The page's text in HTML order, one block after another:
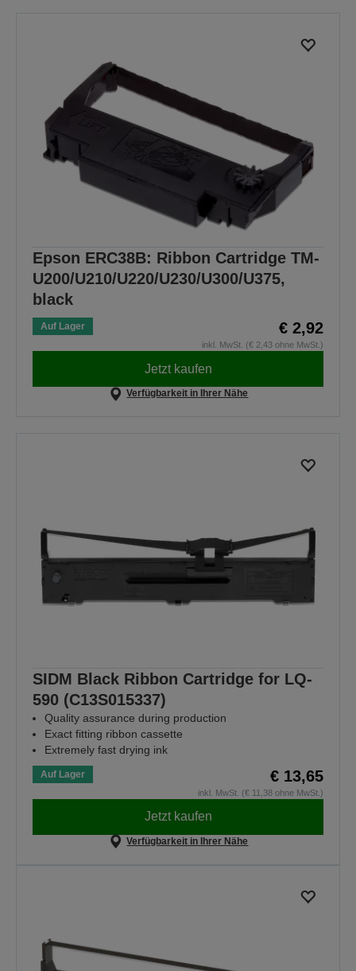
Epson ERC38B: Ribbon Cartridge TM-
U200/U210/U220/U230/U300/U375,
black
Auf Lager € 2,92
inkl. MwSt. (€ 2,43 ohne MwSt.)
Jetzt kaufen
Verfügbarkeit in Ihrer Nähe
SIDM Black Ribbon Cartridge for LQ-
590 (C13S015337)
Quality assurance during production
Exact fitting ribbon cassette
Extremely fast drying ink
Auf Lager € 13,65
inkl. MwSt. (€ 11,38 ohne MwSt.)
Jetzt kaufen
Verfügbarkeit in Ihrer Nähe